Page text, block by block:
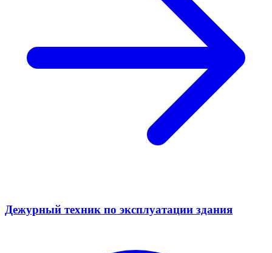
Дежурный техник по эксплуатации здания